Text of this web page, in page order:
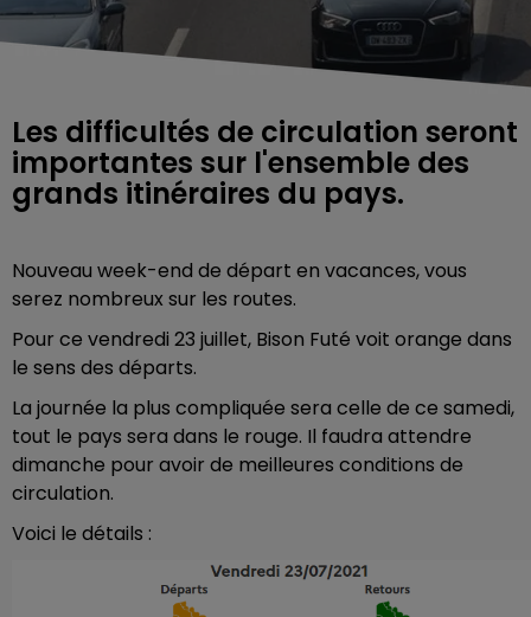
Les difficultés de circulation seront
importantes sur l'ensemble des
grands itinéraires du pays.
Nouveau week-end de départ en vacances, vous
serez nombreux sur les routes.
Pour ce vendredi 23 juillet, Bison Futé voit orange dans
le sens des départs.
La journée la plus compliquée sera celle de ce samedi,
tout le pays sera dans le rouge. Il faudra attendre
dimanche pour avoir de meilleures conditions de
circulation.
Voici le détails :